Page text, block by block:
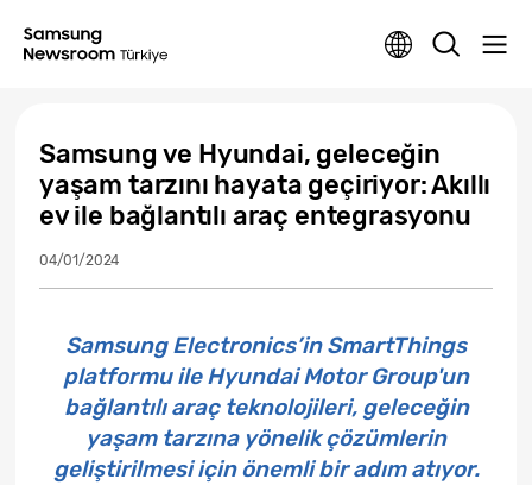
Samsung ve Hyundai, geleceğin
yaşam tarzını hayata geçiriyor: Akıllı
ev ile bağlantılı araç entegrasyonu
04/01/2024
Samsung Electronics’in SmartThings
platformu ile Hyundai Motor Group'un
bağlantılı araç teknolojileri, geleceğin
yaşam tarzına yönelik çözümlerin
geliştirilmesi için önemli bir adım atıyor.